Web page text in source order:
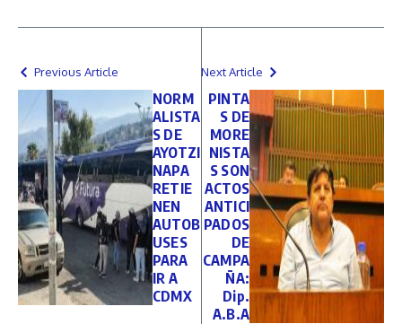
Previous Article
NORM
ALISTA
S DE
AYOTZI
NAPA
RETIE
NEN
AUTOB
USES
PARA
IR A
CDMX
Next Article
PINTA
S DE
MORE
NISTA
S SON
ACTOS
ANTICI
PADOS
DE
CAMPA
ÑA:
Dip.
A.B.A